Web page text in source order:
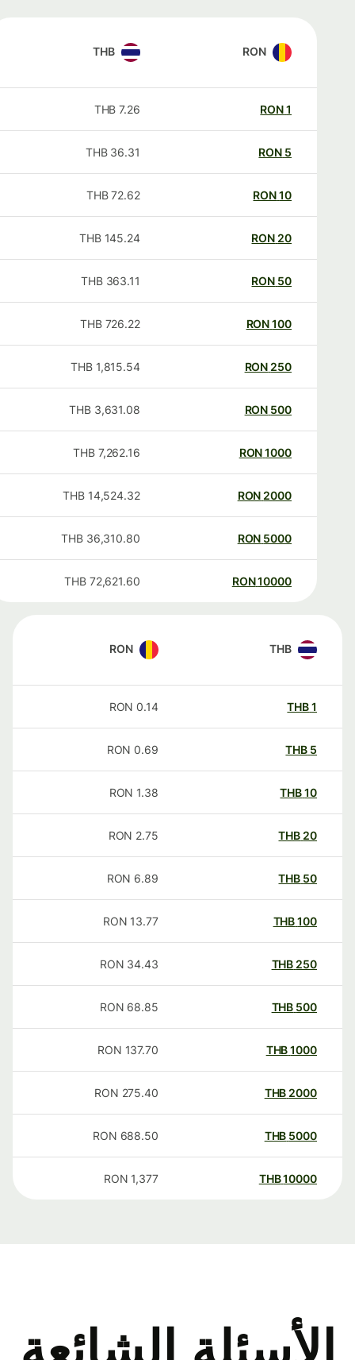
RON
THB
RON
7.26
THB
RON
36.31
THB
RON
72.62
THB
20
RON
145.24
THB
50
RON
363.11
THB
100
RON
726.22
THB
250
RON
1,815.54
THB
500
RON
3,631.08
THB
1000
RON
7,262.16
THB
2000
RON
14,524.32
THB
5000
RON
36,310.80
THB
10000
RON
72,621.60
THB
THB
RON
THB
0.14
RON
THB
0.69
RON
THB
1.38
RON
20
THB
2.75
RON
50
THB
6.89
RON
100
THB
13.77
RON
250
THB
34.43
RON
500
THB
68.85
RON
1000
THB
137.70
RON
2000
THB
275.40
RON
5000
THB
688.50
RON
10000
THB
1,377
RON